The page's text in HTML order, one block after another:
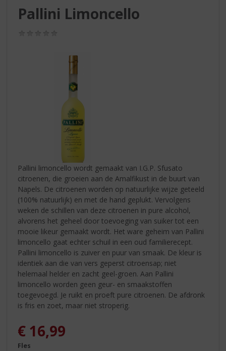
Pallini Limoncello
Pallini limoncello wordt gemaakt van I.G.P. Sfusato
citroenen, die groeien aan de Amalfikust in de buurt van
Napels. De citroenen worden op natuurlijke wijze geteeld
(100% natuurlijk) en met de hand geplukt. Vervolgens
weken de schillen van deze citroenen in pure alcohol,
alvorens het geheel door toevoeging van suiker tot een
mooie likeur gemaakt wordt. Het ware geheim van Pallini
limoncello gaat echter schuil in een oud familierecept.
Pallini limoncello is zuiver en puur van smaak. De kleur is
identiek aan die van vers geperst citroensap; niet
helemaal helder en zacht geel-groen. Aan Pallini
limoncello worden geen geur- en smaakstoffen
toegevoegd. Je ruikt en proeft pure citroenen. De afdronk
is fris en zoet, maar niet stroperig.
€ 16,99
Fles